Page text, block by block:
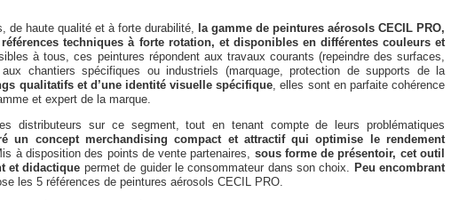
de haute qualité et à forte durabilité, la gamme de peintures aérosols CECIL PRO,
techniques à forte rotation, et disponibles en différentes couleurs et
à tous, ces peintures répondent aux travaux courants (repeindre des surfaces,
chantiers spécifiques ou industriels (marquage, protection de supports de la
qualitatifs et d’une identité visuelle spécifique, elles sont en parfaite cohérence
et expert de la marque.
distributeurs sur ce segment, tout en tenant compte de leurs problématiques
un concept merchandising compact et attractif qui optimise le rendement
à disposition des points de vente partenaires, sous forme de présentoir, cet outil
et didactique permet de guider le consommateur dans son choix. Peu encombrant
les 5 références de peintures aérosols CECIL PRO.